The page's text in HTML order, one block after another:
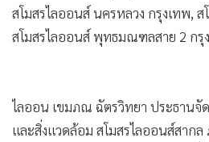
สโมสรไลออนส์ นครหลวง กรุงเทพ,
สโมสรไลออนส์ พุทธมณฑลสาย 2 กรุ